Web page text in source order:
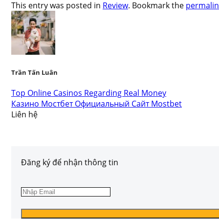
This entry was posted in Review. Bookmark the
Trần Tấn Luân
Top Online Casinos Regarding Real Money
Казино Мостбет Официальный Сайт Mostbet
Liên hệ
Đăng ký để nhận thông tin